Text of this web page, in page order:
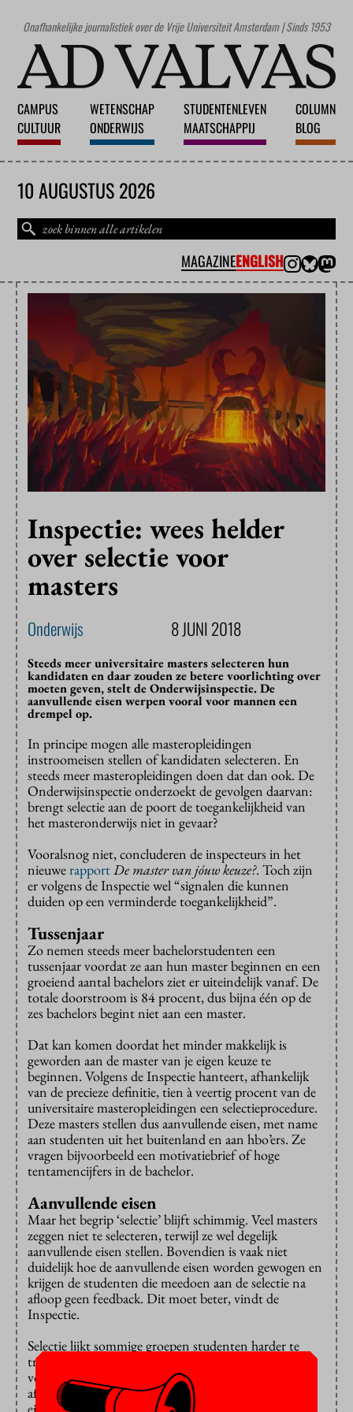
Onafhankelijke journalistiek over de Vrije Universiteit Amsterdam | Sinds 1953
CAMPUS
CULTUUR
WETENSCHAP
ONDERWIJS
STUDENTENLEVEN
MAATSCHAPPIJ
COLUMN
BLOG
10 AUGUSTUS 2026
MAGAZINEENGLISH
Inspectie: wees helder
over selectie voor
masters
Onderwijs 8 JUNI 2018
Steeds meer universitaire masters selecteren hun
kandidaten en daar zouden ze betere voorlichting over
moeten geven, stelt de Onderwijsinspectie. De
aanvullende eisen werpen vooral voor mannen een
drempel op.
In principe mogen alle masteropleidingen
instroomeisen stellen of kandidaten selecteren. En
steeds meer masteropleidingen doen dat dan ook. De
Onderwijsinspectie onderzoekt de gevolgen daarvan:
brengt selectie aan de poort de toegankelijkheid van
het masteronderwijs niet in gevaar?
Vooralsnog niet, concluderen de inspecteurs in het
nieuwerapportDe master van jóuw keuze?. Toch zijn
er volgens de Inspectie wel “signalen die kunnen
duiden op een verminderde toegankelijkheid”.
Tussenjaar
Zo nemen steeds meer bachelorstudenten een
tussenjaar voordat ze aan hun master beginnen en een
groeiend aantal bachelors ziet er uiteindelijk vanaf. De
totale doorstroom is 84 procent, dus bijna één op de
zes bachelors begint niet aan een master.
Dat kan komen doordat het minder makkelijk is
geworden aan de master van je eigen keuze te
beginnen. Volgens de Inspectie hanteert, afhankelijk
van de precieze definitie, tien à veertig procent van de
universitaire masteropleidingen een selectieprocedure.
Deze masters stellen dus aanvullende eisen, met name
aan studenten uit het buitenland en aan hbo’ers. Ze
vragen bijvoorbeeld een motivatiebrief of hoge
tentamencijfers in de bachelor.
Aanvullende eisen
Maar het begrip ‘selectie’ blijft schimmig. Veel masters
zeggen niet te selecteren, terwijl ze wel degelijk
aanvullende eisen stellen. Bovendien is vaak niet
duidelijk hoe de aanvullende eisen worden gewogen en
krijgen de studenten die meedoen aan de selectie na
afloop geen feedback. Dit moet beter, vindt de
Inspectie.
Selectie lijkt sommige groepen studenten harder te
treffen dan andere. Al is hun achterstand kleiner dan
vorig jaar, het aandeel studenten van niet-westerse
afkomst is nog altijd iets lager zodra er aanvullende